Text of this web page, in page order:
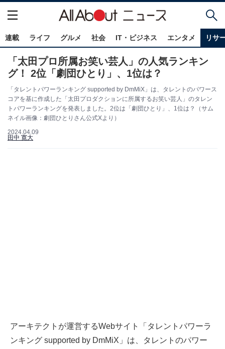
連載 ライフ グルメ 社会 IT・ビジネス エンタメ リサ
「太田プロ所属お笑い芸人」の人気ランキン
グ！ 2位「劇団ひとり」、1位は？
「タレントパワーランキング supported by DmMiX」は、タレントのパワース
コアを基に作成した「太田プロダクションに所属するお笑い芸人」のタレン
トパワーランキングを発表しました。2位は「劇団ひとり」、1位は？（サム
ネイル画像：劇団ひとりさん公式Xより）
2024.04.09
田中 寛大
アーキテクトが運営するWebサイト「タレントパワーラ
ンキング supported by DmMiX」は、タレントのパワー